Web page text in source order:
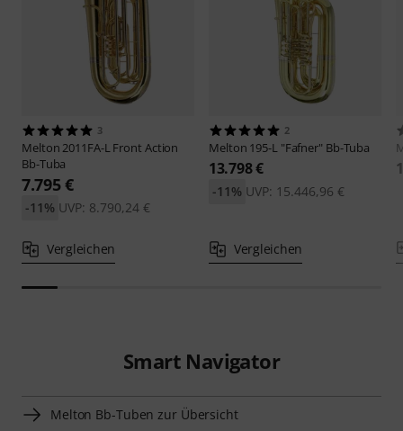
3
Melton 2011FA-L Front Action
Bb-Tuba
7.795 €
UVP: 8.790,24 €
-11%
Vergleichen
2
Melton 195-L "Fafner" Bb-Tuba
13.798 €
UVP: 15.446,96 €
-11%
Vergleichen
Smart Navigator
Melton Bb-Tuben zur Übersicht